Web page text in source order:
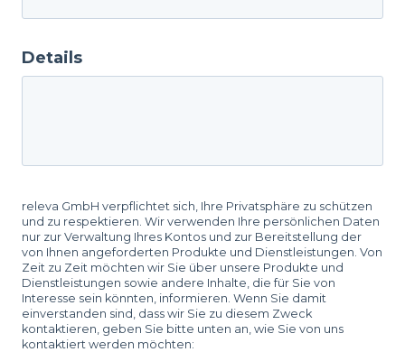
Details
releva GmbH verpflichtet sich, Ihre Privatsphäre zu schützen
und zu respektieren. Wir verwenden Ihre persönlichen Daten
nur zur Verwaltung Ihres Kontos und zur Bereitstellung der
von Ihnen angeforderten Produkte und Dienstleistungen. Von
Zeit zu Zeit möchten wir Sie über unsere Produkte und
Dienstleistungen sowie andere Inhalte, die für Sie von
Interesse sein könnten, informieren. Wenn Sie damit
einverstanden sind, dass wir Sie zu diesem Zweck
kontaktieren, geben Sie bitte unten an, wie Sie von uns
kontaktiert werden möchten: